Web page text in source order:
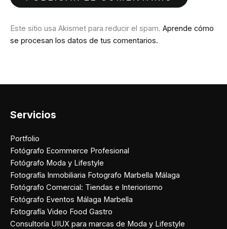
Este sitio usa Akismet para reducir el spam. Aprende cómo
se procesan los datos de tus comentarios.
Servicios
Portfolio
Fotógrafo Ecommerce Profesional
Fotógrafo Moda y Lifestyle
Fotografía Inmobiliaria Fotografo Marbella Málaga
Fotógrafo Comercial: Tiendas e Interiorismo
Fotógrafo Eventos Málaga Marbella
Fotografía Video Food Gastro
Consultoría UIUX para marcas de Moda y Lifestyle